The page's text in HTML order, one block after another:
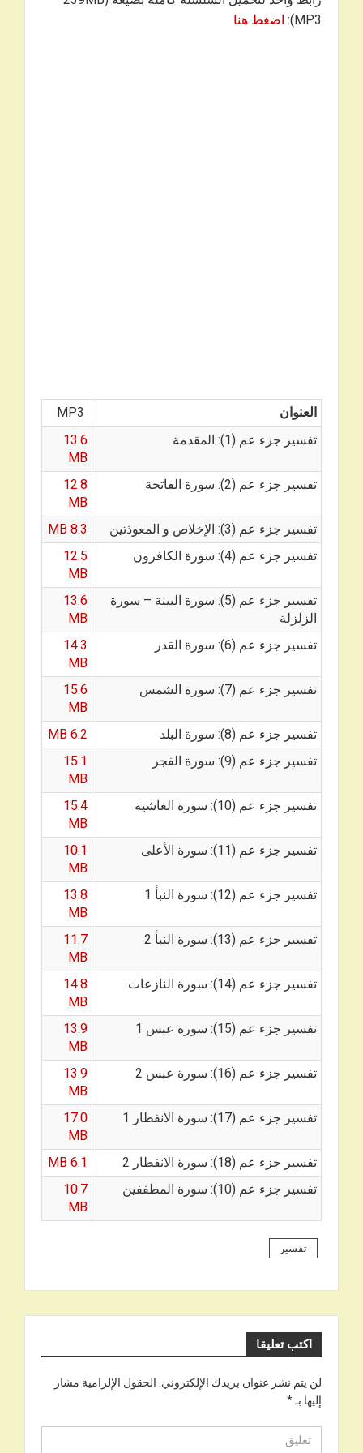
MP3):
اضغط هنا
العنوان
تفسير جزء عم (1): المقدمة
13.6
MB
تفسير جزء عم (2): سورة الفاتحة
12.8
MB
تفسير جزء عم (3): الإخلاص و المعوذتين
8.3 MB
تفسير جزء عم (4): سورة الكافرون
12.5
MB
تفسير جزء عم (5): سورة البينة – سورة
الزلزلة
13.6
MB
تفسير جزء عم (6): سورة القدر
14.3
MB
تفسير جزء عم (7): سورة الشمس
15.6
MB
تفسير جزء عم (8): سورة البلد
6.2 MB
تفسير جزء عم (9): سورة الفجر
15.1
MB
تفسير جزء عم (10): سورة الغاشية
15.4
MB
تفسير جزء عم (11): سورة الأعلى
10.1
MB
تفسير جزء عم (12): سورة النبأ 1
13.8
MB
تفسير جزء عم (13): سورة النبأ 2
11.7
MB
تفسير جزء عم (14): سورة النازعات
14.8
MB
تفسير جزء عم (15): سورة عبس 1
13.9
MB
تفسير جزء عم (16): سورة عبس 2
13.9
MB
تفسير جزء عم (17): سورة الانفطار 1
17.0
MB
تفسير جزء عم (18): سورة الانفطار 2
6.1 MB
تفسير جزء عم (10): سورة المطففين
10.7
MB
تفسير
اكتب تعليقا
لن يتم نشر عنوان بريدك الإلكتروني. الحقول الإلزامية مشار
إليها بـ*